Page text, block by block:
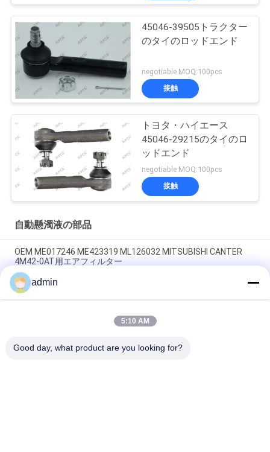
45046-39505トラクター
のタイのロッドエンド
negotiable MOQ:100pcs
接触
トヨタ・ハイエース
45046-29215のタイのロ
ッドエンド
negotiable MOQ:100pcs
接触
自動懸濁液の部品
OEM ME017246 ME423319 ML126032 MITSUBISHI CANTER
4M42-0AT用エアフィルター
OEM MB120298 MB120476 MITSUBISHI CANTER 4D31Tのため
の空気フィルター
AB31-3084-AD AB31-3091-AD Ford Ranger (TKE) 2.2 用コント
admin
5:10 AM
Good day, what product are you looking for?